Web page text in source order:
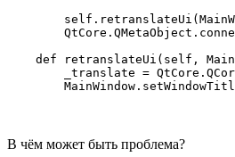
def retranslateUi(self,
_translate =
В чём может быть проблема?